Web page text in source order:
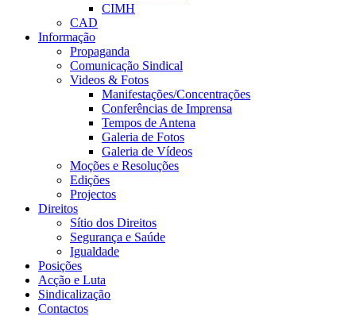
CIMH
CAD
Informação
Propaganda
Comunicação Sindical
Videos & Fotos
Manifestações/Concentrações
Conferências de Imprensa
Tempos de Antena
Galeria de Fotos
Galeria de Vídeos
Moções e Resoluções
Edições
Projectos
Direitos
Sítio dos Direitos
Segurança e Saúde
Igualdade
Posições
Acção e Luta
Sindicalização
Contactos